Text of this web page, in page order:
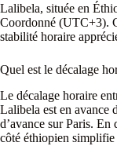
Lalibela, située en
Coordonné (UTC+3).
stabilité horaire
Quel est le décalage
Le décalage horaire
Lalibela est en avance
d’avance sur Paris.
côté éthiopien